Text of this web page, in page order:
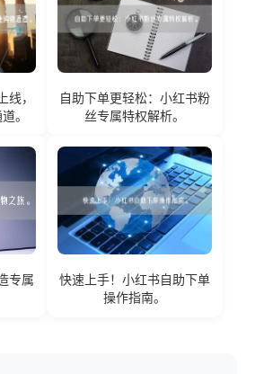
线，
。
自助下单更轻松：小红书粉
丝专属特权解析。
专属
快速上手！小红书自助下单
操作指南。